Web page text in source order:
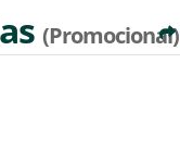
(Promocional)